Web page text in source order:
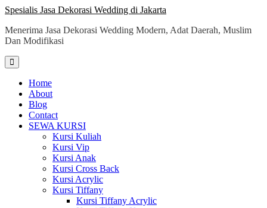
Skip
content
Spesialis Jasa Dekorasi Wedding di Jakarta
Menerima Jasa Dekorasi Wedding Modern, Adat Daerah, Muslim
Dan Modifikasi
Home
About
Blog
Contact
SEWA KURSI
Kursi Kuliah
Kursi Vip
Kursi Anak
Kursi Cross Back
Kursi Acrylic
Kursi Tiffany
Kursi Tiffany Acrylic